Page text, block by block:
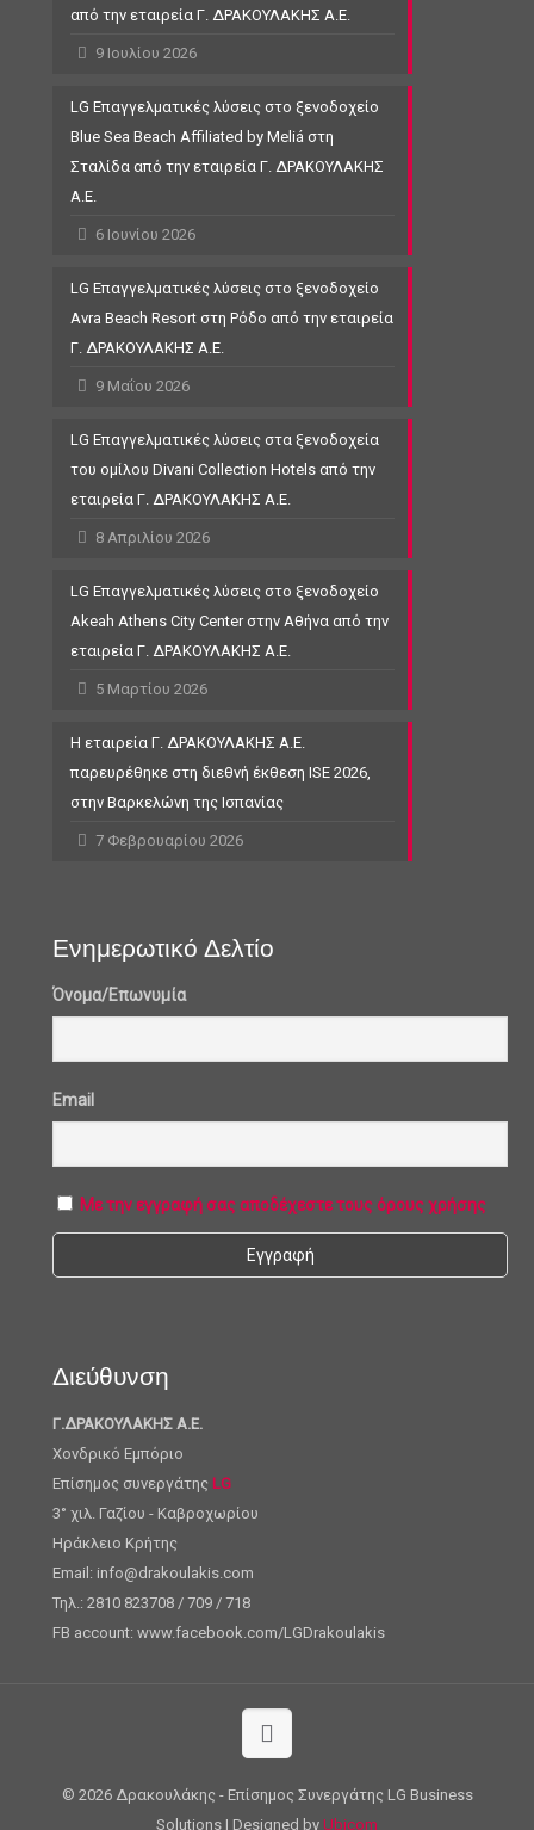
από την εταιρεία Γ. ΔΡΑΚΟΥΛΑΚΗΣ Α.Ε.
9 Ιουλίου 2026
LG Επαγγελματικές λύσεις στο ξενοδοχείο
Blue Sea Beach Affiliated by Meliá στη
Σταλίδα από την εταιρεία Γ. ΔΡΑΚΟΥΛΑΚΗΣ
Α.Ε.
6 Ιουνίου 2026
LG Επαγγελματικές λύσεις στο ξενοδοχείο
Avra Beach Resort στη Ρόδο από την εταιρεία
Γ. ΔΡΑΚΟΥΛΑΚΗΣ Α.Ε.
9 Μαΐου 2026
LG Επαγγελματικές λύσεις στα ξενοδοχεία
του ομίλου Divani Collection Hotels από την
εταιρεία Γ. ΔΡΑΚΟΥΛΑΚΗΣ Α.Ε.
8 Απριλίου 2026
LG Επαγγελματικές λύσεις στο ξενοδοχείο
Akeah Athens City Center στην Αθήνα από την
εταιρεία Γ. ΔΡΑΚΟΥΛΑΚΗΣ Α.Ε.
5 Μαρτίου 2026
Η εταιρεία Γ. ΔΡΑΚΟΥΛΑΚΗΣ Α.Ε.
παρευρέθηκε στη διεθνή έκθεση ISE 2026,
στην Βαρκελώνη της Ισπανίας
7 Φεβρουαρίου 2026
Ενημερωτικό Δελτίο
Όνομα/Επωνυμία
Email
Με την εγγραφή σας αποδέχεστε τους όρους χρήσης
Διεύθυνση
Γ.ΔΡΑΚΟΥΛΑΚΗΣ Α.Ε.
Χονδρικό Εμπόριο
Επίσημος συνεργάτης LG
3° χιλ. Γαζίου - Καβροχωρίου
Ηράκλειο Κρήτης
Email: info@drakoulakis.com
Τηλ.: 2810 823708 / 709 / 718
FB account: www.facebook.com/LGDrakoulakis
© 2026 Δρακουλάκης - Επίσημος Συνεργάτης LG Business
Solutions | Designed by Ubicom